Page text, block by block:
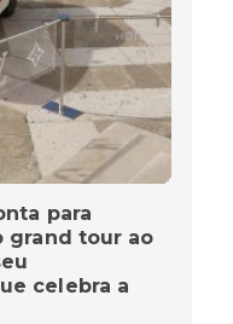
para
grand tour ao
celebra a